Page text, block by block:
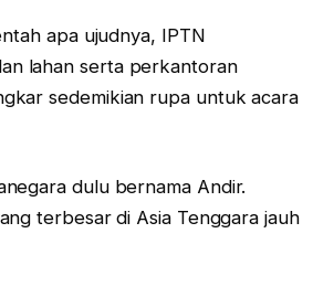
apa ujudnya, IPTN
lahan serta perkantoran
sedemikian rupa untuk acara
dulu bernama Andir.
terbesar di Asia Tenggara jauh